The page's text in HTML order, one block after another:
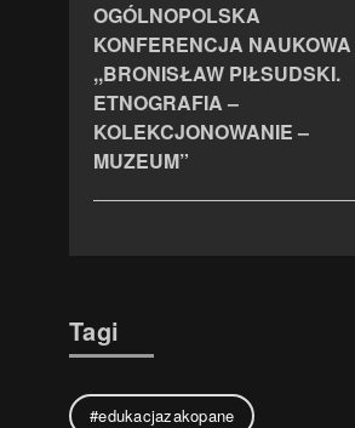
OGÓLNOPOLSKA
KONFERENCJA NAUKOWA
,,BRONISŁAW PIŁSUDSKI.
ETNOGRAFIA –
KOLEKCJONOWANIE –
MUZEUM”
Tagi
#edukacjazakopane